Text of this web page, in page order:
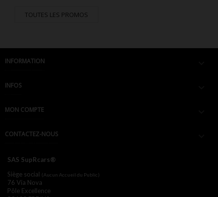
base
TOUTES LES PROMOS
INFORMATION
INFOS
MON COMPTE
CONTACTEZ-NOUS
SAS SupRcars®
Siège social (Aucun Accueil du Public)
76 Via Nova
Pôle Excellence